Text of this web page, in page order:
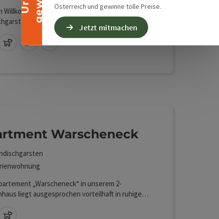
Österreich und gewinne tolle Preise.
Jetzt mitmachen
Willkommen im Aparthotel Fürst in
(kostenlos)
Haustiere erlaubt
Warscheneck
„Warscheneck“ in unserem 2-
liegt ausgesprochen vorteilhaft in ruhiger
privat und wird vom Vermieter bewohnt. So
(kostenlos)